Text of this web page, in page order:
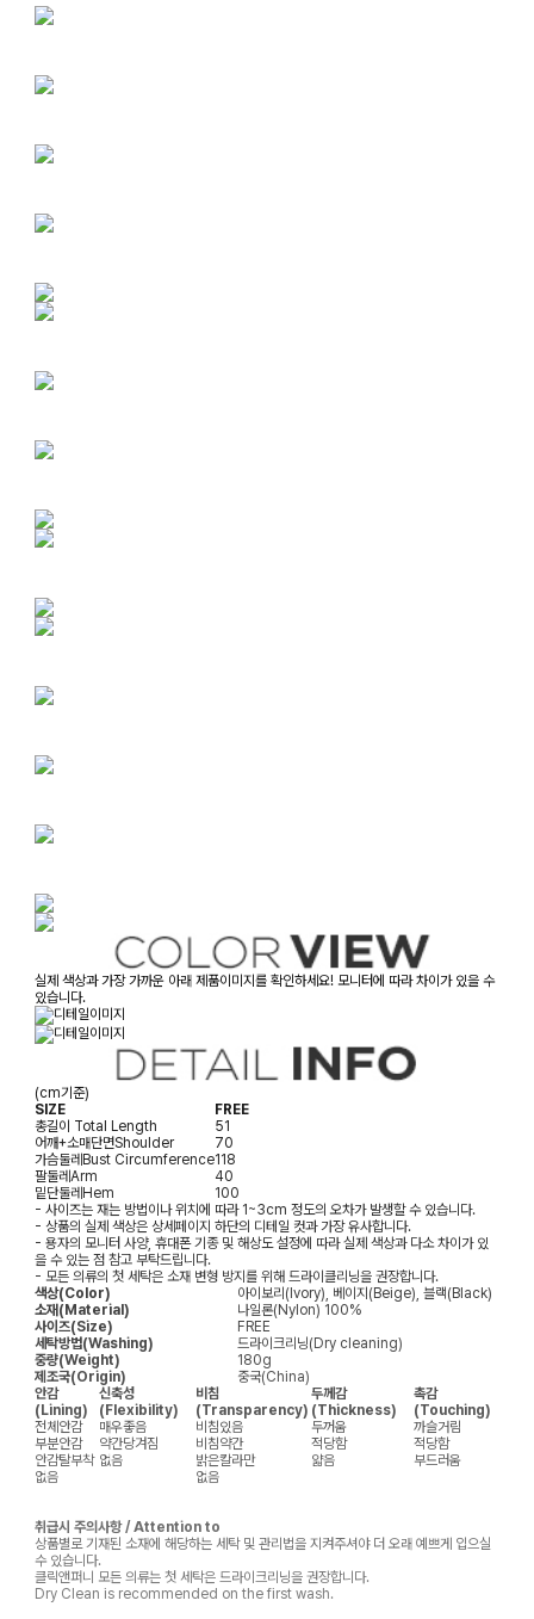
실제 색상과 가장 가까운 아래 제품이미지를 확인하세요! 모니터에 따라 차이가 있을 수
있습니다.
(cm기준)
SIZE
FREE
총길이 Total Length
51
어깨+소매단면Shoulder
70
가슴둘레Bust Circumference118
팔둘레Arm
40
밑단둘레Hem
100
- 사이즈는 재는 방법이나 위치에 따라 1~3cm 정도의 오차가 발생할 수 있습니다.
- 상품의 실제 색상은 상세페이지 하단의 디테일 컷과 가장 유사합니다.
- 용자의 모니터 사양, 휴대폰 기종 및 해상도 설정에 따라 실제 색상과 다소 차이가 있
을 수 있는 점 참고 부탁드립니다.
- 모든 의류의 첫 세탁은 소재 변형 방지를 위해 드라이클리닝을 권장합니다.
색상(Color)
아이보리(Ivory), 베이지(Beige), 블랙(Black)
소재(Material)
나일론(Nylon) 100%
사이즈(Size)
FREE
세탁방법(Washing)
드라이크리닝(Dry cleaning)
중량(Weight)
180g
제조국(Origin)
중국(China)
안감
(Lining)
신축성
(Flexibility)
비침
(Transparency)
두께감
(Thickness)
촉감
(Touching)
전체안감
매우좋음 비침있음 두꺼움
까슬거림
부분안감
약간당겨짐 비침약간 적당함
적당함
안감탈부착 없음 밝은칼라만 얇음
부드러움
없음
없음
취급시 주의사항 / Attention to
상품별로 기재된 소재에 해당하는 세탁 및 관리법을 지켜주셔야 더 오래 예쁘게 입으실
수 있습니다.
클릭앤퍼니 모든 의류는 첫 세탁은 드라이크리닝을 권장합니다.
Dry Clean is recommended on the first wash.